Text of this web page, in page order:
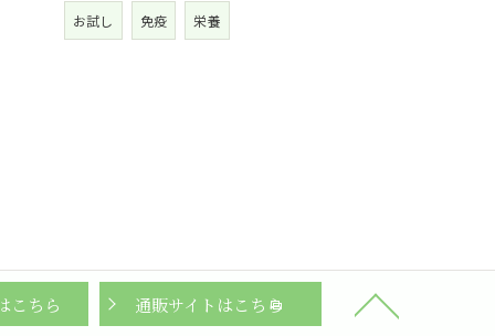
お試し 免疫 栄養
こちら 通販サイトはこちら